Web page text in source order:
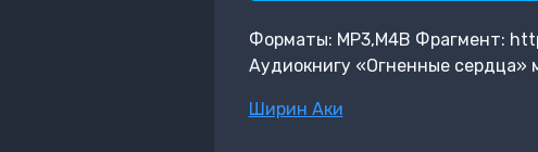
Форматы: MP3,M4B Фрагмент:
Аудиокнигу «Огненные сердца»
Метки
Ширин Аки